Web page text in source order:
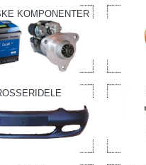
KOMPONENTER